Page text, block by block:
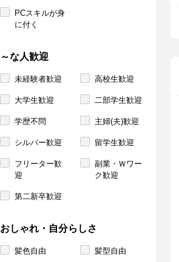
PCスキルが身
に付く
～な人歓迎
未経験者歓迎 高校生歓迎
大学生歓迎 二部学生歓迎
学歴不問 主婦(夫)歓迎
シルバー歓迎 留学生歓迎
フリーター歓
迎
副業・Ｗワー
ク歓迎
第二新卒歓迎
おしゃれ・自分らしさ
髪色自由 髪型自由